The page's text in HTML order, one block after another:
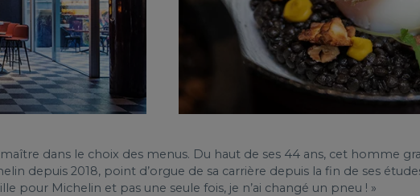
dans le choix des menus. Du haut de ses 44 ans, cet homme
depuis 2018, point d’orgue de sa carrière depuis la fin de ses
pour Michelin et pas une seule fois, je n’ai changé un pneu ! »